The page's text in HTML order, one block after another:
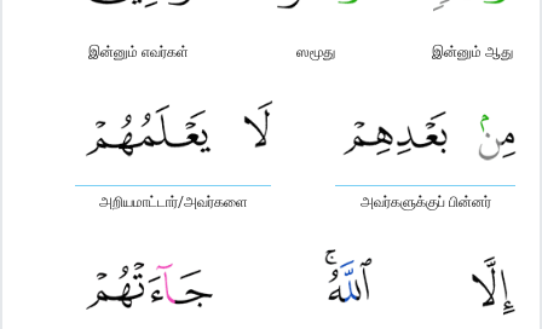
இன்னும் ஆது
ஸமூது
இன்னும் எவர்கள்
அவர்களுக்குப் பின்னர்
அறியமாட்டார்/அவர்களை